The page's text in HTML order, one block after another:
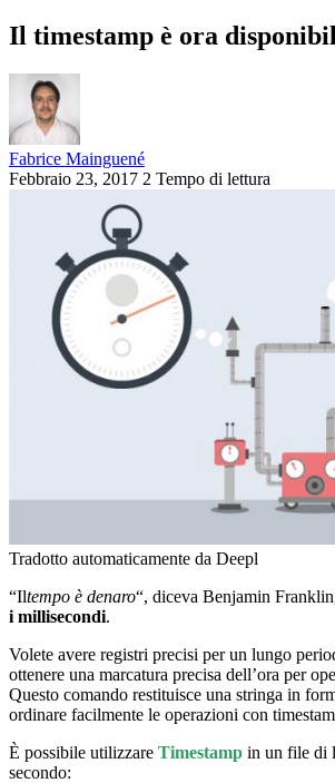
Il timestamp è ora
Fabrice Mainguené
Febbraio 23, 2017 2 Tempo di lettura
Tradotto automaticamente da Deepl
“Iltempo è denaro“, diceva Benjamin
i millisecondi.
Volete avere registri precisi per un lungo
ottenere una marcatura precisa dell’ora per
Questo comando restituisce una stringa in
ordinare facilmente le operazioni con
È possibile utilizzare Timestamp in un file di
secondo: